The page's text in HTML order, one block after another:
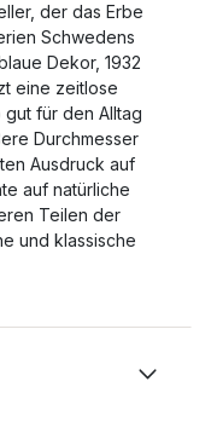
der das Erbe
Schwedens
Dekor, 1932
eine zeitlose
für den Alltag
Durchmesser
Ausdruck auf
auf natürliche
Teilen der
und klassische